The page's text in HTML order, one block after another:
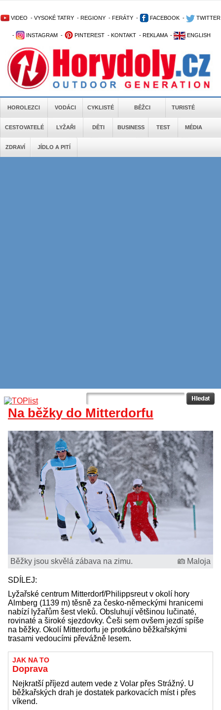
VIDEO - VYSOKÉ TATRY - REGIONY - FERÁTY - FACEBOOK - TWITTER
- INSTAGRAM - PINTEREST - KONTAKT - REKLAMA - ENGLISH
HOROLEZCI VODÁCI CYKLISTÉ BĚŽCI TURISTÉ
CESTOVATELÉ LYŽAŘI DĚTI BUSINESS TEST MÉDIA
ZDRAVÍ JÍDLO A PITÍ
Na běžky do Mitterdorfu
Běžky jsou skvělá zábava na zimu. Maloja
SDÍLEJ:
Lyžařské centrum Mitterdorf/Philippsreut v okolí hory
Almberg (1139 m) těsně za česko-německými hranicemi
nabízí lyžařům šest vleků. Obsluhují většinou lučinaté,
rovinaté a široké sjezdovky. Češi sem ovšem jezdí spíše
na běžky. Okolí Mitterdorfu je protkáno běžkařskými
trasami vedoucími převážně lesem.
JAK NA TO
Doprava
Nejkratší příjezd autem vede z Volar přes Strážný. U
běžkařských drah je dostatek parkovacích míst i přes
víkend.